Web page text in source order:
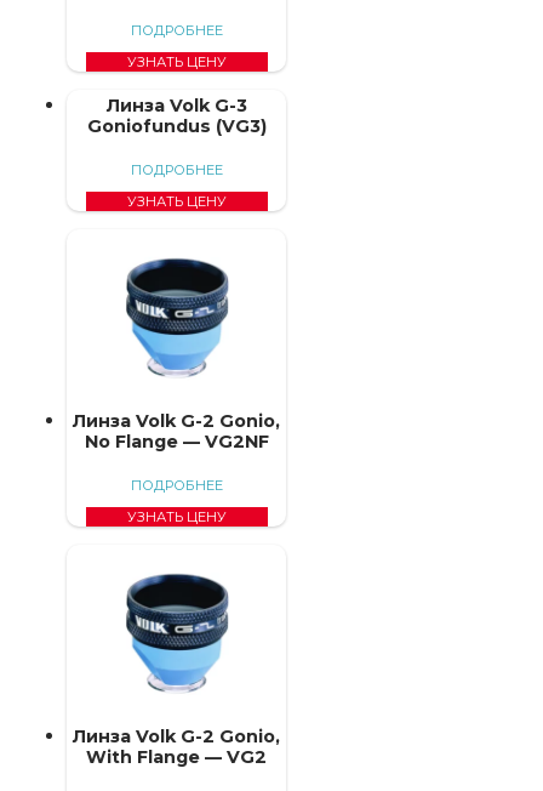
ПОДРОБНЕЕ
УЗНАТЬ ЦЕНУ
Линза Volk G-3
Goniofundus (VG3)
ПОДРОБНЕЕ
УЗНАТЬ ЦЕНУ
Линза Volk G-2 Gonio,
No Flange — VG2NF
ПОДРОБНЕЕ
УЗНАТЬ ЦЕНУ
Линза Volk G-2 Gonio,
With Flange — VG2